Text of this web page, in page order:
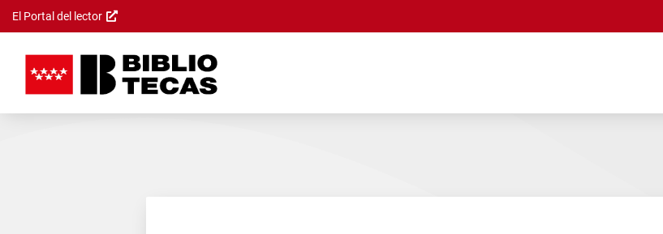
Saltar al
principal
El Portal del lector